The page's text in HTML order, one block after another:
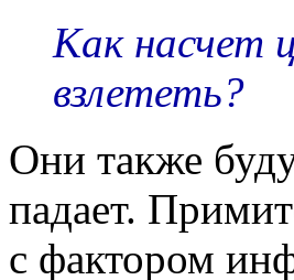
Как насчет
взлететь?
Они также
падает.
с фактором